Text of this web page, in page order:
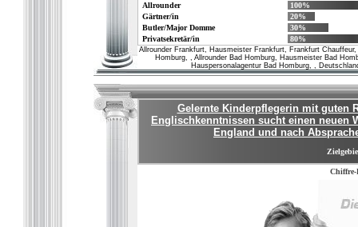
Allrounder
100%
Gärtner/in
20%
Butler/Major Domme
30%
Privatsekretär/in
80%
Allrounder Frankfurt, Hausmeister Frankfurt, Frankfurt
Homburg, , Allrounder Bad Homburg, Hausmeister Bad
Hauspersonalagentur Bad Homburg, ,
Gelernte Kinderpflegerin mit guten
Englischkenntnissen sucht einen neuen
England und nach
Chiffre-